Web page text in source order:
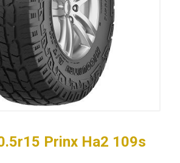
Prinx Ha2 109s